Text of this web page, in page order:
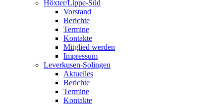
Höxter/Lippe-Süd
Vorstand
Berichte
Termine
Kontakte
Mitglied werden
Impressum
Leverkusen-Solingen
Aktuelles
Berichte
Termine
Kontakte